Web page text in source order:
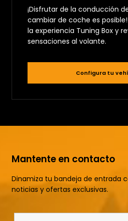
¡Disfrutar de la conducción
cambiar de coche es
la experiencia Tuning Box y
sensaciones al volante.
Configura tu
Mantente en contacto
Dinamiza tu bandeja de entrada
noticias y ofertas exclusivas.